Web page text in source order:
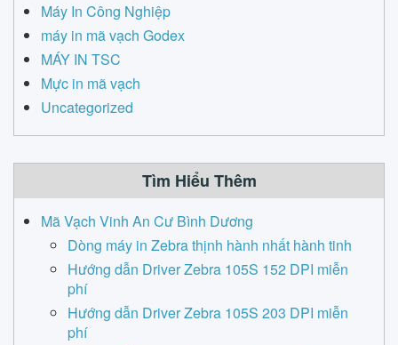
Máy In Công Nghiệp
máy in mã vạch Godex
MÁY IN TSC
Mực in mã vạch
Uncategorized
Tìm Hiểu Thêm
Mã Vạch Vinh An Cư Bình Dương
Dòng máy in Zebra thịnh hành nhất hành tinh
Hướng dẫn Driver Zebra 105S 152 DPI miễn
phí
Hướng dẫn Driver Zebra 105S 203 DPI miễn
phí